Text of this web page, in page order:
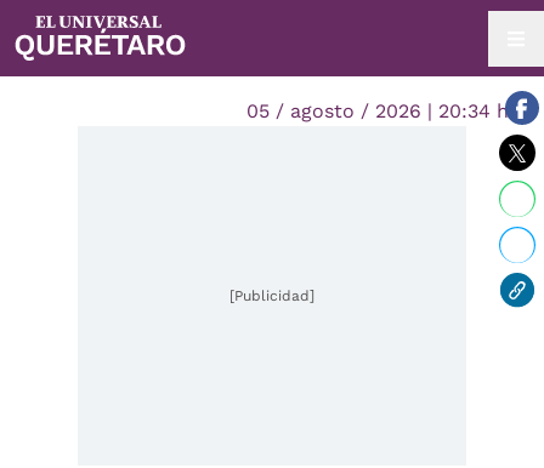
05 / agosto / 2026 | 20:34 hrs.
[Publicidad]